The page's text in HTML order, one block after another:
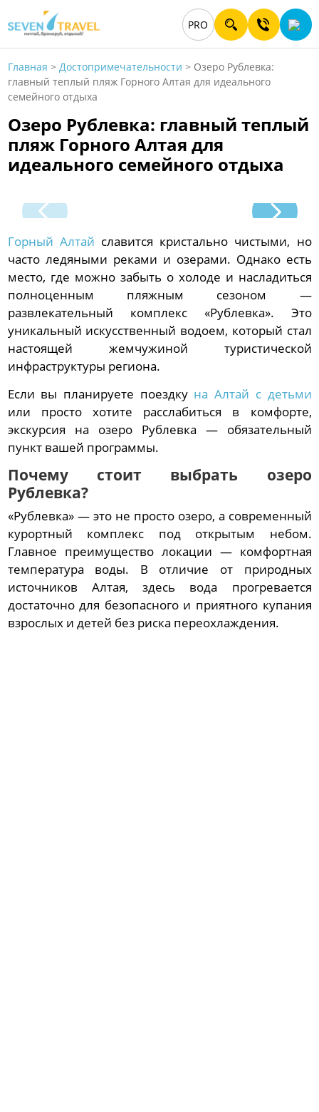
PRO
Главная > Достопримечательности > Озеро Рублевка:
главный теплый пляж Горного Алтая для идеального
семейного отдыха
Озеро Рублевка: главный теплый
пляж Горного Алтая для
идеального семейного отдыха
Горный Алтай славится кристально чистыми, но
часто ледяными реками и озерами. Однако есть
место, где можно забыть о холоде и насладиться
полноценным пляжным сезоном —
развлекательный комплекс «Рублевка». Это
уникальный искусственный водоем, который стал
настоящей жемчужиной туристической
инфраструктуры региона.
Если вы планируете поездку на Алтай с детьми
или просто хотите расслабиться в комфорте,
экскурсия на озеро Рублевка — обязательный
пункт вашей программы.
Почему стоит выбрать озеро
Рублевка?
«Рублевка» — это не просто озеро, а современный
курортный комплекс под открытым небом.
Главное преимущество локации — комфортная
температура воды. В отличие от природных
источников Алтая, здесь вода прогревается
достаточно для безопасного и приятного купания
взрослых и детей без риска переохлаждения.